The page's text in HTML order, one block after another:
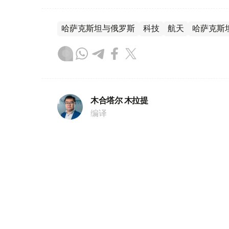
哈萨克斯坦与俄罗斯 科技 航天 哈萨克斯
木合塔尔 木拉提
编译